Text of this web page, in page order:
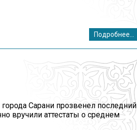
Подробнее...
Сарани прозвенел последний
вручили аттестаты о среднем